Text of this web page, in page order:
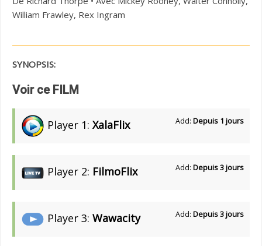
William Frawley, Rex Ingram
SYNOPSIS:
Voir ce FILM
Player 1: XalaFlix Add: Depuis 1 jours
Player 2: FilmoFlix Add: Depuis 3 jours
Player 3: Wawacity Add: Depuis 3 jours